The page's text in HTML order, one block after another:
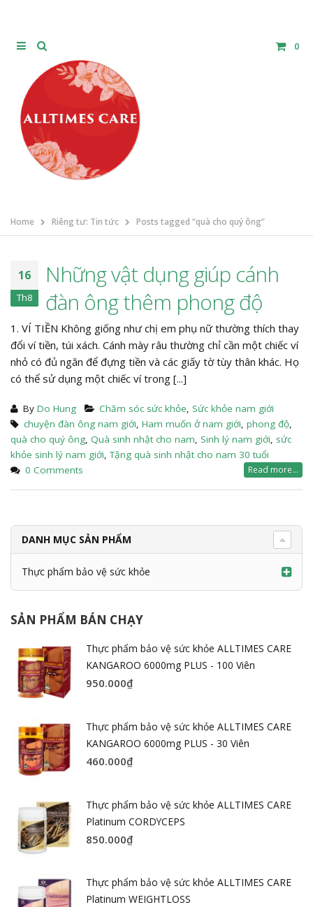
0
Home Riêng tư: Tin tức Posts tagged “quà cho quý ông”
16
Th8
Những vật dụng giúp cánh
đàn ông thêm phong độ
1. VÍ TIỀN Không giống như chị em phụ nữ thường thích thay
đổi ví tiền, túi xách. Cánh mày râu thường chỉ cần một chiếc ví
nhỏ có đủ ngăn để đựng tiền và các giấy tờ tùy thân khác. Họ
có thể sử dụng một chiếc ví trong [...]
By Do Hung Chăm sóc sức khỏe, Sức khỏe nam giới
chuyện đàn ông nam giới, Ham muốn ở nam giới, phong độ,
quà cho quý ông, Quà sinh nhật cho nam, Sinh lý nam giới, sức
khỏe sinh lý nam giới,Tặng quà sinh nhật cho nam 30 tuổi
0 Comments
Read more...
DANH MỤC SẢN PHẨM
Thực phẩm bảo vệ sức khỏe
SẢN PHẨM BÁN CHẠY
Thực phẩm bảo vệ sức khỏe ALLTIMES CARE
KANGAROO 6000mg PLUS - 100 Viên
950.000₫
Thực phẩm bảo vệ sức khỏe ALLTIMES CARE
KANGAROO 6000mg PLUS - 30 Viên
460.000₫
Thực phẩm bảo vệ sức khỏe ALLTIMES CARE
Platinum CORDYCEPS
850.000₫
Thực phẩm bảo vệ sức khỏe ALLTIMES CARE
Platinum WEIGHTLOSS